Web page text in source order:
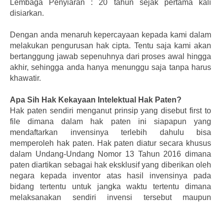
Lembaga Penyiaran : 20 tahun sejak pertama kali
disiarkan.
Dengan anda menaruh kepercayaan kepada kami dalam
melakukan pengurusan hak cipta. Tentu saja kami akan
bertanggung jawab sepenuhnya dari proses awal hingga
akhir, sehingga anda hanya menunggu saja tanpa harus
khawatir.
Apa Sih Hak Kekayaan Intelektual Hak Paten?
Hak paten sendiri menganut prinsip yang disebut first to
file dimana dalam hak paten ini siapapun yang
mendaftarkan invensinya terlebih dahulu bisa
memperoleh hak paten. Hak paten diatur secara khusus
dalam Undang-Undang Nomor 13 Tahun 2016 dimana
paten diartikan sebagai hak eksklusif yang diberikan oleh
negara kepada inventor atas hasil invensinya pada
bidang tertentu untuk jangka waktu tertentu dimana
melaksanakan sendiri invensi tersebut maupun